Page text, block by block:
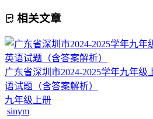
相关文章
广东省深圳市2024-2025学年九年
语试题（含答案解析）
九年级上册
sinym